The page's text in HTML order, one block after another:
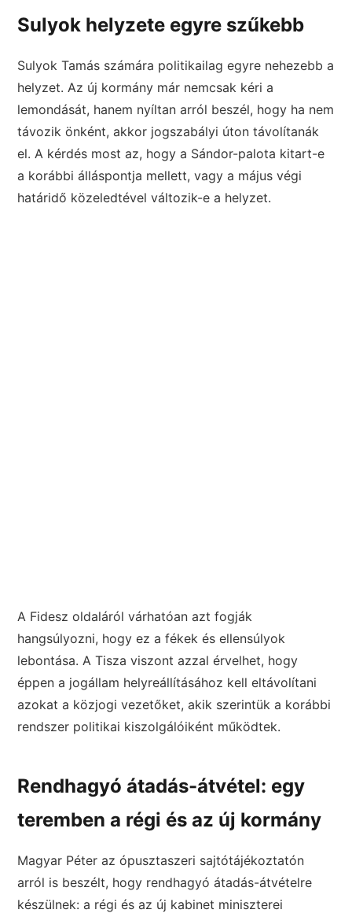
Sulyok helyzete egyre szűkebb
Sulyok Tamás számára politikailag egyre nehezebb a
helyzet. Az új kormány már nemcsak kéri a
lemondását, hanem nyíltan arról beszél, hogy ha nem
távozik önként, akkor jogszabályi úton távolítanák
el. A kérdés most az, hogy a Sándor-palota kitart-e
a korábbi álláspontja mellett, vagy a május végi
határidő közeledtével változik-e a helyzet.
A Fidesz oldaláról várhatóan azt fogják
hangsúlyozni, hogy ez a fékek és ellensúlyok
lebontása. A Tisza viszont azzal érvelhet, hogy
éppen a jogállam helyreállításához kell eltávolítani
azokat a közjogi vezetőket, akik szerintük a korábbi
rendszer politikai kiszolgálóiként működtek.
Rendhagyó átadás-átvétel: egy
teremben a régi és az új kormány
Magyar Péter az ópusztaszeri sajtótájékoztatón
arról is beszélt, hogy rendhagyó átadás-átvételre
készülnek: a régi és az új kabinet miniszterei